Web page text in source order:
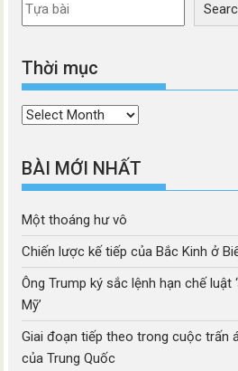
Thời mục
Thời
BÀI MỚI NHẤT
Một thoáng hư vô
Chiến lược kế tiếp của Bắc Kinh ở
Ông Trump ký sắc lệnh hạn chế luật
Mỹ’
Giai đoạn tiếp theo trong cuộc trấn
của Trung Quốc